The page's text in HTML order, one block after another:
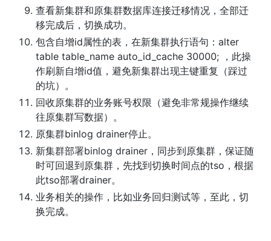
查看新集群和原集群数据库连接迁移情况，全部迁
移完成后，切换成功。
包含自增id属性的表，在新集群执行语句：alter
table table_name auto_id_cache 30000; ，此操
作刷新自增id值，避免新集群出现主键重复（踩过
的坑）。
回收原集群的业务账号权限（避免非常规操作继续
往原集群写数据）。
原集群binlog drainer停止。
新集群部署binlog drainer，同步到原集群，保证随
时可回退到原集群，先找到切换时间点的tso，根据
此tso部署drainer。
业务相关的操作，比如业务回归测试等，至此，切
换完成。